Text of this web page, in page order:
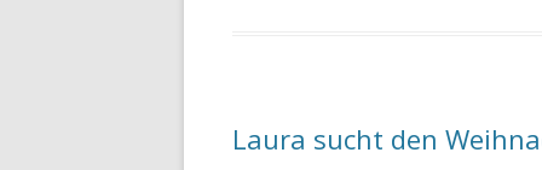
Laura sucht den